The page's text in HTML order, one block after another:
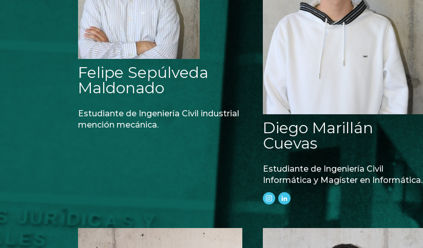
Felipe Sepúlveda
Maldonado
Estudiante de Ingeniería Civil industrial
mención mecánica.
Diego Marillán
Cuevas
Estudiante de Ingeniería Civil
Informática y Magíster en Informática.